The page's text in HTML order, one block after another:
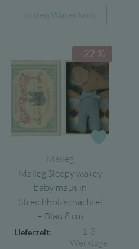
Preis
war:
Preis
ist:
In den Warenkorb
-22 %
Maileg
Maileg Sleepy wakey
baby maus in
Streichholzschachtel
– Blau 8 cm
Lieferzeit:
1-3
Werktage